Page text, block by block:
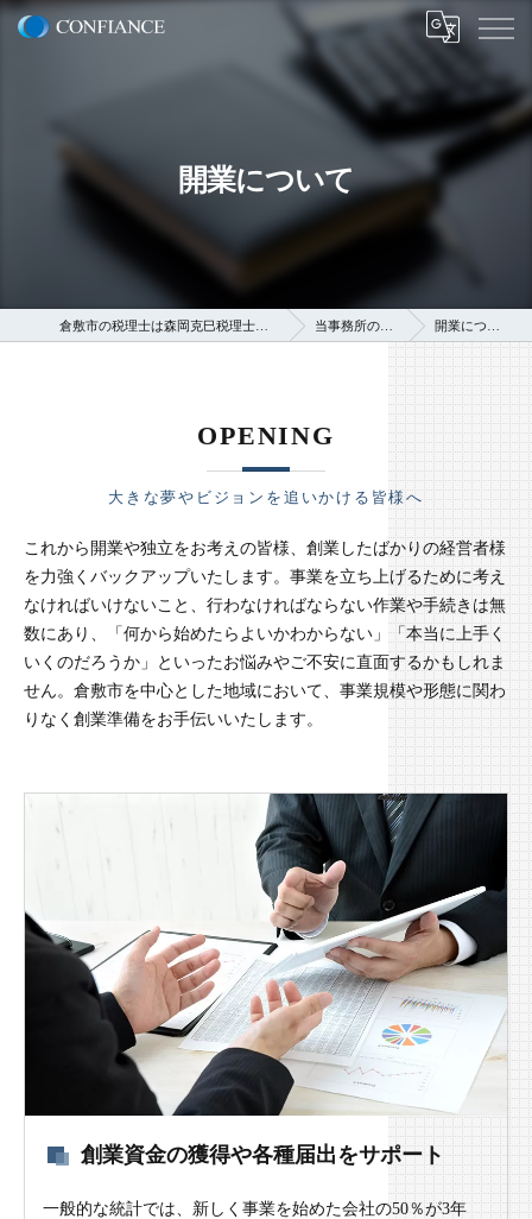
開業について
当事務所の強み 開業について
大きな夢やビジョンを追いかける皆様へ
OPENING
これから開業や独立をお考えの皆様、創業したばかりの経営者様
を力強くバックアップいたします。事業を立ち上げるために考え
なければいけないこと、行わなければならない作業や手続きは無
数にあり、「何から始めたらよいかわからない」「本当に上手く
いくのだろうか」といったお悩みやご不安に直面するかもしれま
せん。倉敷市を中心とした地域において、事業規模や形態に関わ
りなく創業準備をお手伝いいたします。
創業資金の獲得や各種届出をサポート
一般的な統計では、新しく事業を始めた会社の50％が3年